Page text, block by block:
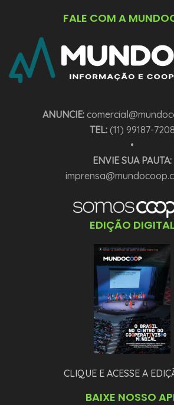
FALE COM A
ANUNCIE:
TEL:(11) 99187-7208
•
ENVIE SUA PAUTA:
EDIÇÃO DIGITAL
CLIQUE E ACESSE A
BAIXE NOSSO